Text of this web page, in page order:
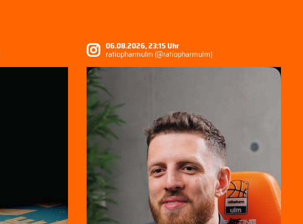
06.08.2026, 23:15 Uhr
ratiopharmulm (@ratiopharmulm)